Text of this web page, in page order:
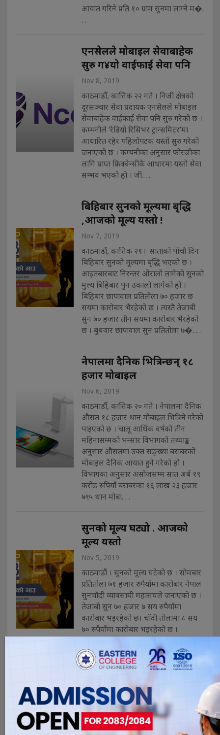
आयात गरिने प्रति १० ग्राम सुनमा लाग्ने म�.
. .
एनसेलले मोबाइल सेवाबाहेक
सुरु ग¥यो वाईफाई सेवा पनि
Nov 8, 2019
काठमाडौँ, कात्तिक २२ गते । निजी क्षेत्रको
दूरसञ्चार सेवा प्रदायक एनसेलले मोबाइल
सेवाबाहेक वाईफाई सेवा पनि सुरु गरेको छ ।
कम्पनीले ‘रेडियो रिसिभर ट्रान्समिटर’मा
आधारित रहेर पहिलोपटक यस्तो सुरु गरेको
जनाएको छ । कम्पनीका अनुसार फोरजीका
लागि प्राप्त फ्रिक्वेन्सीकै आधारमा यस्तो सेवा
सम्भव भएको हो । जी. . .
बिहिबार सुनको मूल्यमा बृद्धि
,आजको मूल्य यस्तो !
Nov 7, 2019
काठमाडौं, कात्तिक २१। साताको पाँचौ दिन
बिहिबार सुनको मूल्यमा बृद्धि भएको छ ।
आइतबारबाट निरन्तर ओरालो लागेको सुनको
मुल्य बिहिबार पुन उकालो लागेको हो ।
बिहिबार छापावाल प्रतितोला ७० हजार छ
सयमा कारोबार भैरहेको छ । त्यस्तै तेजाबी
सुन ७० हजार तीन सयमा कारोबार भैरहेको
छ । बुधवार छापावाल सुन प्रतितोला ७�. . .
नेपालमा दैनिक भित्रिन्छन् १८
हजार मोबाइल
Nov 6, 2019
काठमाडौँ, कात्तिक २० गते । नेपालमा दैनिक
औसत १८ हजार थान मोबाइल भित्रिने गरेको
पाइएको छ । चालू आर्थिक वर्षको तीन
महिनासम्मको भन्सार विभागको तथ्याङ्क
अनुसार औसतमा उक्त सङ्ख्या बराबरको
मोबाइल दैनिक आयात हुने गरेको हो ।
विभागका अनुसार असोजसम्म सात अर्ब १९
करोड रुपियाँ बराबरका १६ लाख २३ हजार
७९५ थान मोबा. . .
सुनको मूल्य घट्यो . आजको
मूल्य यस्तो
Nov 5, 2019
काठमाडौं । सुनको मूल्य घटेको छ । सोमबार
प्रतितोला ७१ हजार रुपैयाँमा कारोबार नेपाल
सुनचाँदी व्यावसायी महासंघले जनाएको छ ।
तेजाबी सुन ७० हजार ७ सय रुपैयाँमा
कारोबार भइरहेको छ। चाँदी तोलामा ८ सय
७० रुपैयाँमा कारोबार भइरहेको छ ।
कारोबार भएको थियो।. . .
नेपाली बजारमा सुनको मूल्यमा
सामान्य गिरावट, आजको मूल्य
यस्तो !
Nov 4, 2019